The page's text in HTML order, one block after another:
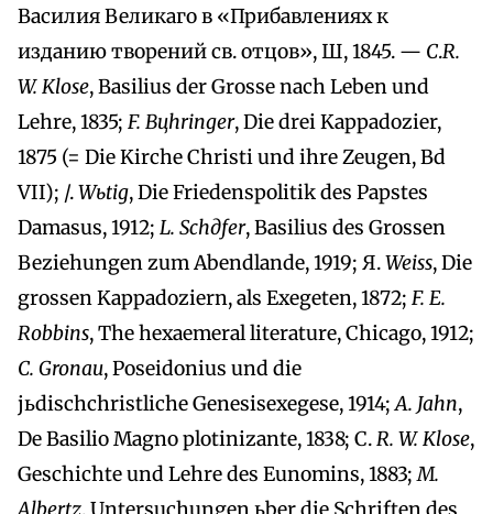
Василия Великаго в «Прибавлениях к
изданию творений св. отцов», Ш, 1845. — С.R.
W. Klose, Basilius der Grosse nach Leben und
Lehre, 1835; F. Bцhringer, Die drei Kappadozier,
1875 (= Die Kirche Christi und ihre Zeugen, Bd
VII); /.Wьtig, Die Friedenspolitik des Papstes
Damasus, 1912; L. Schдfer, Basilius des Grossen
Beziehungen zum Abendlande, 1919; Я.Weiss, Die
grossen Kappadoziern, als Exegeten, 1872; F. E.
Robbins, The hexaemeral literature, Chicago, 1912;
C. Gronau, Poseidonius und die
jьdischchristliche Genesisexegese, 1914;A. Jahn,
De Basilio Magno plotinizante, 1838; C.R. W. Klose,
Geschichte und Lehre des Eunomins, 1883;M.